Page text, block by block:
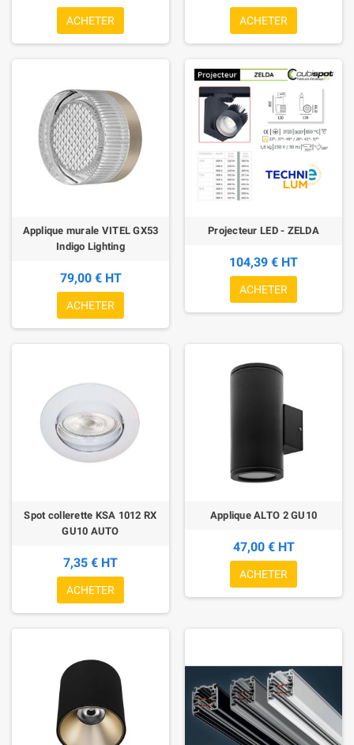
ACHETER ACHETER
Applique murale VITEL GX53
Indigo Lighting
79,00 € HT
ACHETER
Projecteur LED - ZELDA
104,39 € HT
ACHETER
Spot collerette KSA 1012 RX
GU10 AUTO
7,35 € HT
ACHETER
Applique ALTO 2 GU10
47,00 € HT
ACHETER